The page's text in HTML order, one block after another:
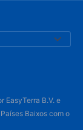
EasyTerra B.V. e
Baixos com o